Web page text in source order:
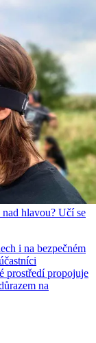
hlavou? Učí se
i na bezpečném
prostředí propojuje
na